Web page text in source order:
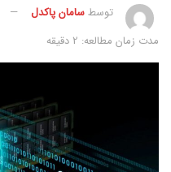
توسطسامان پاکدل
مدت زمان مطالعه: 2 دقیقه